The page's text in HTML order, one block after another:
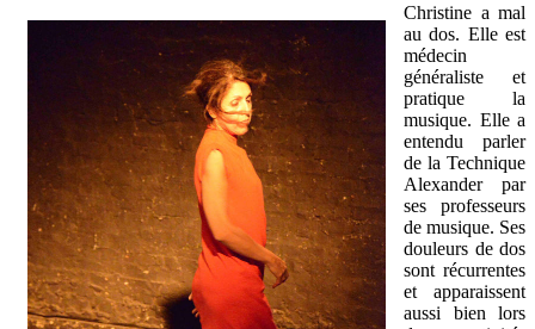
Christine a mal
au dos. Elle est
médecin
généraliste et
pratique la
musique. Elle a
entendu parler
de la Technique
Alexander par
ses professeurs
de musique. Ses
douleurs de dos
sont récurrentes
et apparaissent
aussi bien lors